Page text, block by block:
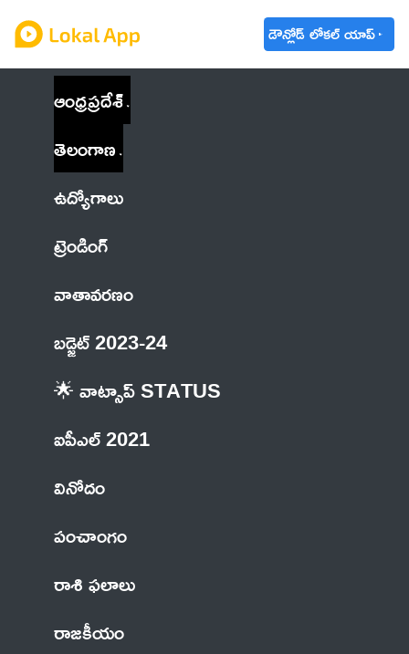
డౌన్లోడ్ లోకల్ యాప్
ఆంధ్రప్రదేశ్
తెలంగాణ
ఉద్యోగాలు
ట్రెండింగ్
వాతావరణం
బడ్జెట్ 2023-24
🌟 వాట్సాప్ STATUS
ఐపీఎల్ 2021
వినోదం
పంచాంగం
రాశి ఫలాలు
రాజకీయం